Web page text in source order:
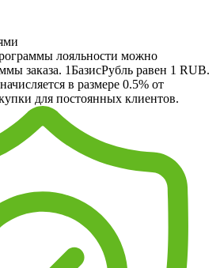
лояльности можно
заказа. 1БазисРубль равен 1 RUB.
в размере 0.5% от
для постоянных клиентов.